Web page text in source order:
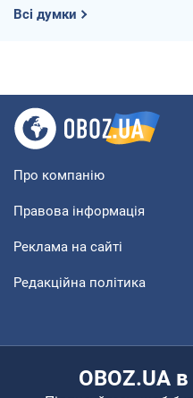
Всі думки
Про компанію
Правова інформація
Реклама на сайті
Редакційна політика
OBOZ.UA